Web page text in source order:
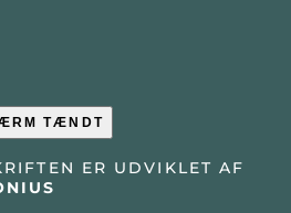
TÆNDT
ER UDVIKLET AF